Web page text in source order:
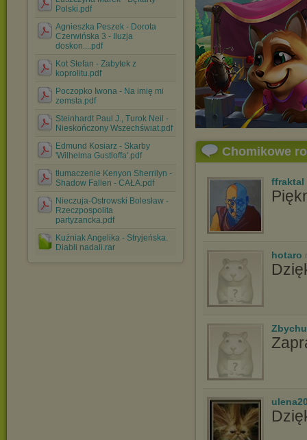
Polski.pdf
Agnieszka Peszek - Dorota
Czerwińska 3 - Iluzja
doskon....pdf
Kot Stefan - Zabytek z
koprolitu.pdf
Poczopko Iwona - Na imię mi
zemsta.pdf
Steinhardt Paul J., Turok Neil -
Nieskończony Wszechświat.pdf
Edmund Kosiarz - Skarby
'Wilhelma Gustloffa'.pdf
tłumaczenie Kenyon Sherrilyn -
Shadow Fallen - CAŁA.pdf
Nieczuja-Ostrowski Bolesław -
Rzeczpospolita
partyzancka.pdf
Kuźniak Angelika - Stryjeńska.
Diabli nadali.rar
Chomikowe
ffraktal
hotaro